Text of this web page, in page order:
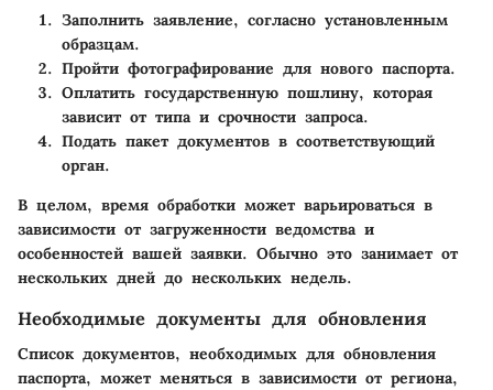
Заполнить заявление, согласно установленным
образцам.
Пройти фотографирование для нового паспорта.
Оплатить государственную пошлину, которая
зависит от типа и срочности запроса.
Подать пакет документов в соответствующий
орган.
В целом, время обработки может варьироваться в
зависимости от загруженности ведомства и
особенностей вашей заявки. Обычно это занимает от
нескольких дней до нескольких недель.
Необходимые документы для обновления
Список документов, необходимых для обновления
паспорта, может меняться в зависимости от региона,